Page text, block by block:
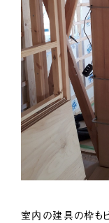
室内の建具の枠も